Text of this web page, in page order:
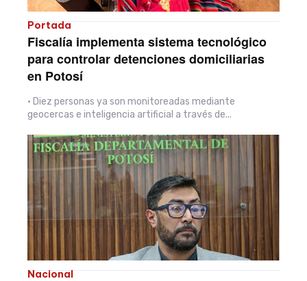
Portada
Fiscalía implementa sistema tecnológico
para controlar detenciones domiciliarias
en Potosí
• Diez personas ya son monitoreadas mediante
geocercas e inteligencia artificial a través de...
Nacional